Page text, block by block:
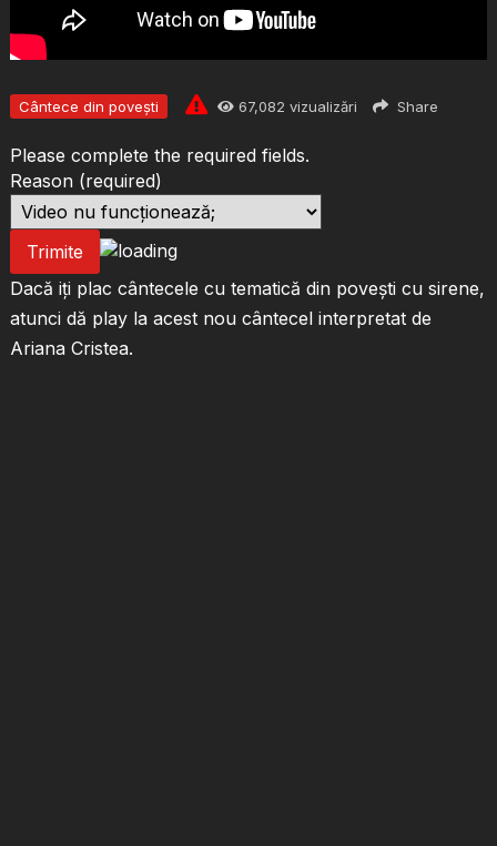
Cântece din povești 67,082 vizualizări Share
Please complete the required fields.
Reason (required)
Trimite
Dacă iți plac cântecele cu tematică din povești cu sirene,
atunci dă play la acest nou cântecel interpretat de
Ariana Cristea.